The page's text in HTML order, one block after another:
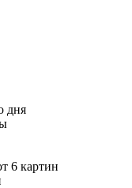
дня
6 картин